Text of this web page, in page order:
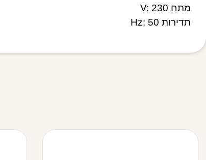
מתח V: 230
תדירות Hz: 50